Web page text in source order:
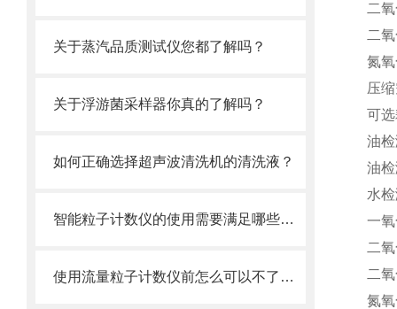
关于蒸汽品质测试仪您都了解吗？
关于浮游菌采样器你真的了解吗？
如何正确选择超声波清洗机的清洗液？
智能粒子计数仪的使用需要满足哪些要求？
使用流量粒子计数仪前怎么可以不了解这些！
二
二
氮
压
可
油
油
水
一
二
二
氮